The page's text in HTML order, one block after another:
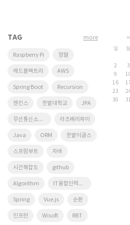
TAG
Raspberry Pi 정렬
레드블랙트리 AWS
Spring Boot Recursion
젠킨스 한밭대학교 JPA
무선통신소프트웨어연구실 라즈베리파이
Java ORM 한밭이글스
스프링부트 자바
시간복잡도 github
Algorithm IT융합인력양성사업단
Spring Vue.js 순환
인프런 Wisoft RBT
more «
일 월
2
3
9
16
23
30